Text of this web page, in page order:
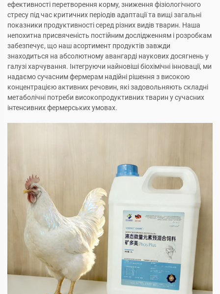
ефективності перетворення корму, зниження фізіологічного
стресу під час критичних періодів адаптації та вищі загальні
показники продуктивності серед різних видів тварин. Наша
непохитна присвяченість постійним дослідженням і розробкам
забезпечує, що наш асортимент продуктів завжди
знаходиться на абсолютному авангарді наукових досягнень у
галузі харчування. Інтегруючи найновіші біохімічні інновації, ми
надаємо сучасним фермерам надійні рішення з високою
концентрацією активних речовин, які задовольняють складні
метаболічні потреби високопродуктивних тварин у сучасних
інтенсивних фермерських умовах.